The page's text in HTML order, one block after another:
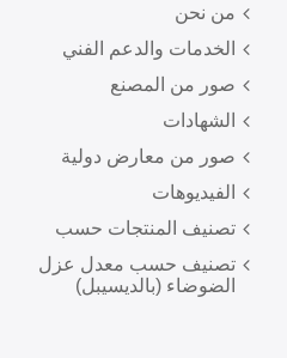
من نحن
الخدمات والدعم الفني
صور من المصنع
الشهادات
صور من معارض دولية
الفيديوهات
تصنيف المنتجات حسب
تصنيف حسب معدل عزل
الضوضاء (بالديسيبل)